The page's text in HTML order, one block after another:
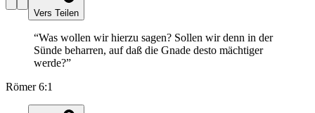
Vers Teilen
“Was wollen wir hierzu sagen? Sollen wir denn in der
Sünde beharren, auf daß die Gnade desto mächtiger
werde?”
Römer 6:1